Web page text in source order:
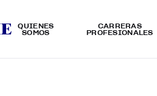
QUIÉNES
SOMOS
CARRERAS
PROFESIONALES